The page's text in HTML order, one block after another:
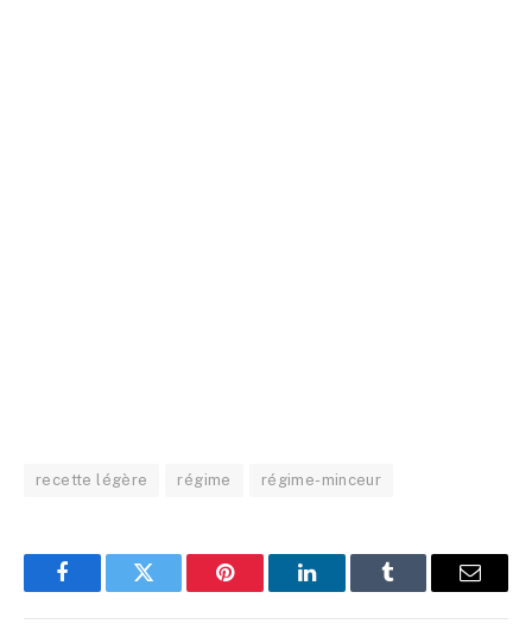
recette légère régime régime-minceur
FacebookTwitter Pinterest LinkedInTumblr Email